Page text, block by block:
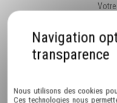
Votre
Nous utilisons des cookies
Ces technologies nous